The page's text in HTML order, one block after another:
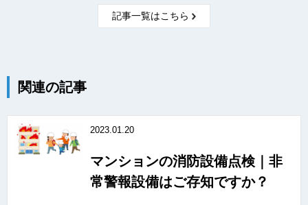
記事一覧はこちら
関連の記事
2023.01.20
マンションの消防設備点検｜非
常警報設備はご存知ですか？